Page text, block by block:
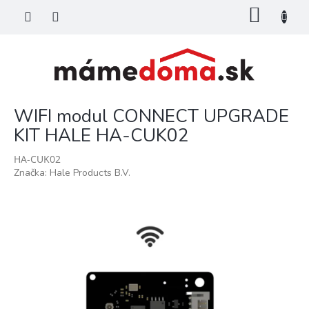
WIFI modul CONNECT UPGRADE
KIT HALE HA-CUK02
HA-CUK02
Značka: Hale Products B.V.